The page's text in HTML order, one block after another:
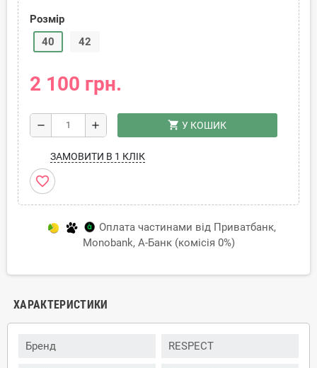
Розмір
40
42
2 100 грн.
remove add shopping_cart У КОШИК
ЗАМОВИТИ В 1 КЛІК
favorite_border
Оплата частинами від Приватбанк,
Monobank, А-Банк (комісія 0%)
ХАРАКТЕРИСТИКИ
Бренд RESPECT